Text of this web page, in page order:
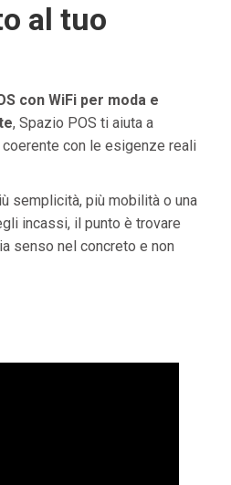
al tuo
con WiFi per moda e
, Spazio POS ti aiuta a
con le esigenze reali
semplicità, più mobilità o una
incassi, il punto è trovare
senso nel concreto e non